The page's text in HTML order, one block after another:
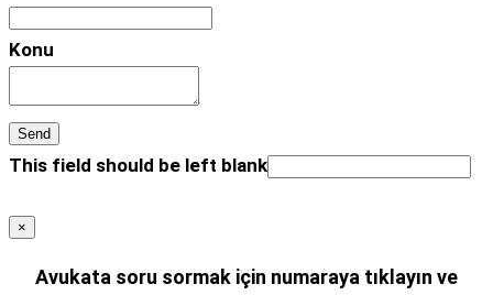
Konu
Send
This field should be left blank
×
Avukata soru sormak için numaraya tıklayın ve